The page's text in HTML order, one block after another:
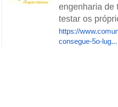
engenharia de
testar os
https://
consegue-5o-lug...